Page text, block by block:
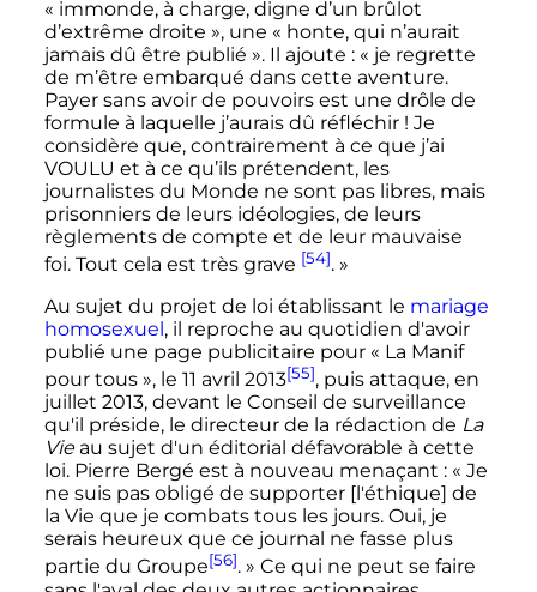
« immonde, à charge, digne d’un brûlot
d’extrême droite », une « honte, qui n’aurait
jamais dû être publié ». Il ajoute : « je regrette
de m’être embarqué dans cette aventure.
Payer sans avoir de pouvoirs est une drôle de
formule à laquelle j’aurais dû réfléchir ! Je
considère que, contrairement à ce que j’ai
VOULU et à ce qu’ils prétendent, les
journalistes du Monde ne sont pas libres, mais
prisonniers de leurs idéologies, de leurs
règlements de compte et de leur mauvaise
foi. Tout cela est très grave [54]. »
Au sujet du projet de loi établissant le mariage
homosexuel, il reproche au quotidien d'avoir
publié une page publicitaire pour « La Manif
pour tous », le 11 avril 2013[55], puis attaque, en
juillet 2013, devant le Conseil de surveillance
qu'il préside, le directeur de la rédaction de La
Vieau sujet d'un éditorial défavorable à cette
loi. Pierre Bergé est à nouveau menaçant : « Je
ne suis pas obligé de supporter [l'éthique] de
la Vie que je combats tous les jours. Oui, je
serais heureux que ce journal ne fasse plus
partie du Groupe[56]. » Ce qui ne peut se faire